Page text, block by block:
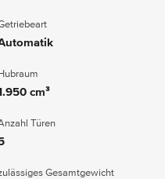
Hubraum
cm³
Türen
Gesamtgewicht